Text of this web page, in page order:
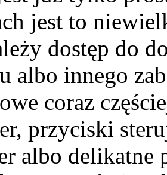
jest to
dostęp do
albo innego
coraz
przyciski
albo delikatne